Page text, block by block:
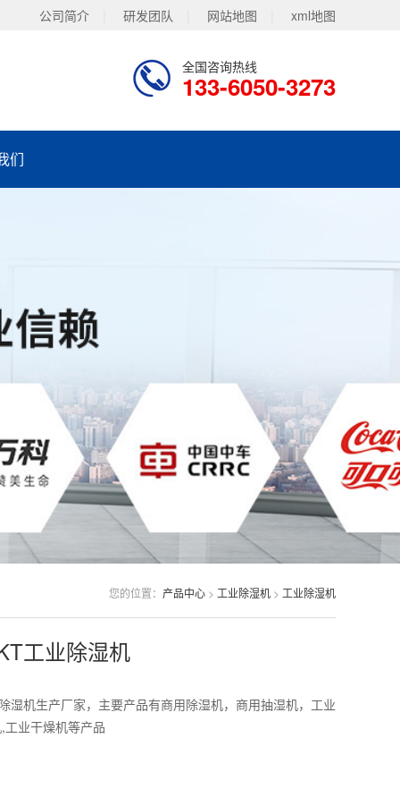
公司简介 研发团队 网站地图 xml地图
全国咨询热线
133-6050-3273
们
您的位置： 产品中心 > 工业除湿机 > 工业除湿机
工业除湿机
湿机生产厂家，主要产品有商用除湿机，商用抽湿机，工业
业干燥机等产品